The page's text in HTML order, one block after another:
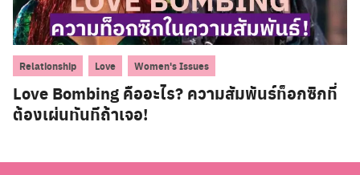
Relationship Love Women's Issues
Love Bombing คืออะไร? ความสัมพันธ์ท็อกซิกที่
ต้องเผ่นทันทีถ้าเจอ!